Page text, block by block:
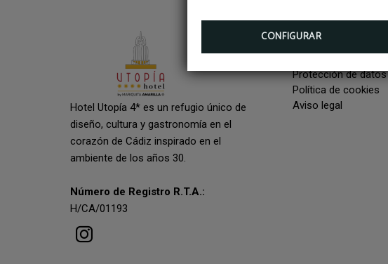
CONFIGURAR
Hotel Utopía 4* es un refugio único de
diseño, cultura y gastronomía en el
corazón de Cádiz inspirado en el
ambiente de los años 30.
Número de Registro R.T.A.:
H/CA/01193
Interés
Protección de datos
Política de cookies
Aviso legal